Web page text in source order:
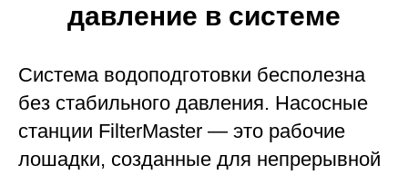
давление в системе
Система водоподготовки бесполезна
без стабильного давления. Насосные
станции FilterMaster — это рабочие
лошадки, созданные для непрерывной